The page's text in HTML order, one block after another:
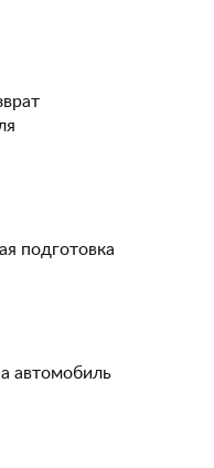
подготовка
автомобиль